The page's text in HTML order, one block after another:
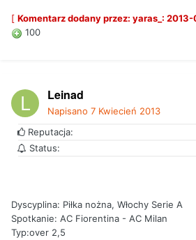
[ Komentarz dodany przez: yaras_:
100
Leinad
Napisano 7 Kwiecień 2013
Reputacja:
Status:
Dyscyplina: Piłka nożna, Włochy Serie A
Spotkanie: AC Fiorentina - AC Milan
Typ:over 2,5